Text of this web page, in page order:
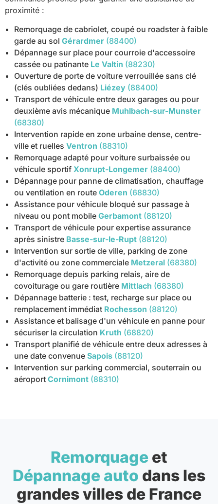
proximité :
Remorquage de cabriolet, coupé ou roadster à faible
garde au sol Gérardmer (88400)
Dépannage sur place pour courroie d'accessoire
cassée ou patinante Le Valtin (88230)
Ouverture de porte de voiture verrouillée sans clé
(clés oubliées dedans) Liézey (88400)
Transport de véhicule entre deux garages ou pour
deuxième avis mécanique Muhlbach-sur-Munster
(68380)
Intervention rapide en zone urbaine dense, centre-
ville et ruelles Ventron (88310)
Remorquage adapté pour voiture surbaissée ou
véhicule sportif Xonrupt-Longemer (88400)
Dépannage pour panne de climatisation, chauffage
ou ventilation en route Oderen (68830)
Assistance pour véhicule bloqué sur passage à
niveau ou pont mobile Gerbamont (88120)
Transport de véhicule pour expertise assurance
après sinistre Basse-sur-le-Rupt (88120)
Intervention sur sortie de ville, parking de zone
d'activité ou zone commerciale Metzeral (68380)
Remorquage depuis parking relais, aire de
covoiturage ou gare routière Mittlach (68380)
Dépannage batterie : test, recharge sur place ou
remplacement immédiat Rochesson (88120)
Assistance et balisage d'un véhicule en panne pour
sécuriser la circulation Kruth (68820)
Transport planifié de véhicule entre deux adresses à
une date convenue Sapois (88120)
Intervention sur parking commercial, souterrain ou
aéroport Cornimont (88310)
Remorquage et
Dépannage auto dans les
grandes villes de France